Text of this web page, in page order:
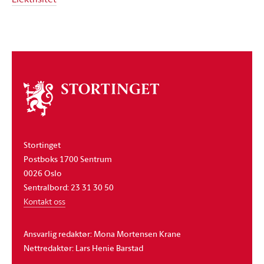
Om
stortinget
Stortinget
Postboks 1700 Sentrum
0026 Oslo
Sentralbord: 23 31 30 50
Kontakt oss
Ansvarlig redaktør: Mona Mortensen Krane
Nettredaktør: Lars Henie Barstad